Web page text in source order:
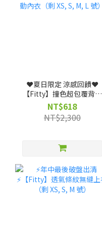
❤️夏日限定 涼感回饋❤️
【Fitty】撞色超包覆背扣
式運動內衣（剩 XS, S, M, L
號）
NT$618
NT$2,300